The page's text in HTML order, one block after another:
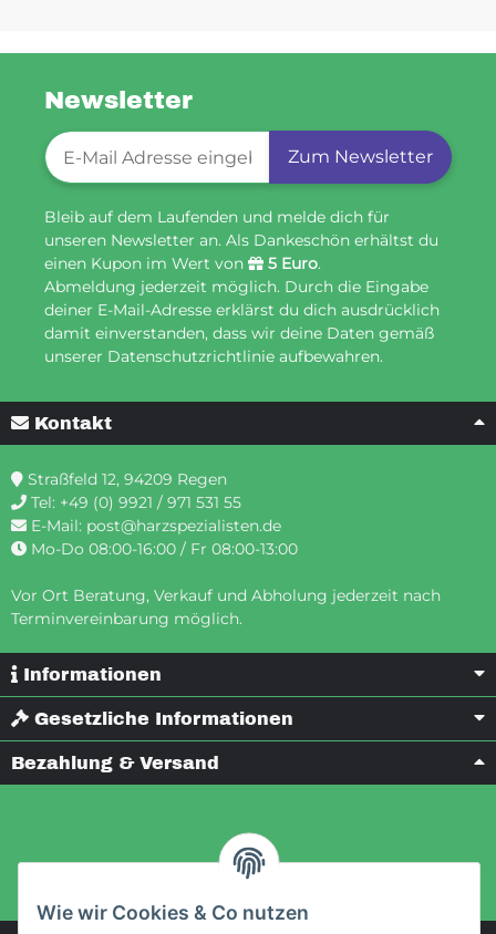
Wie wir Cookies & Co nutzen
Newsletter
Newsletter-Registrierung
Zum Newsletter
Bleib auf dem Laufenden und melde dich für
unseren Newsletter an. Als Dankeschön erhältst du
einen Kupon im Wert von
5 Euro.
Abmeldung jederzeit möglich. Durch die Eingabe
deiner E-Mail-Adresse erklärst du dich ausdrücklich
damit einverstanden, dass wir deine Daten gemäß
unserer Datenschutzrichtlinie aufbewahren.
Kontakt
Straßfeld 12, 94209 Regen
Tel: +49 (0) 9921 / 971 531 55
E-Mail: post@harzspezialisten.de
Mo-Do 08:00-16:00 / Fr 08:00-13:00
Vor Ort Beratung, Verkauf und Abholung jederzeit nach
Terminvereinbarung möglich.
Informationen
Gesetzliche Informationen
Bezahlung & Versand